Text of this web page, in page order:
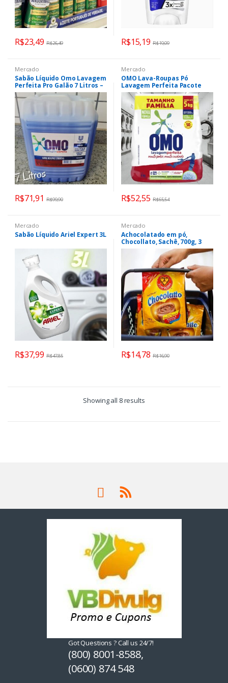
R$23,49 R$26,49 R$15,19 R$19,09
Mercado
Sabão Líquido Omo Lavagem
Perfeita Pro Galão 7 Litros –
1 Unidade
R$71,91 R$99,90
Mercado
OMO Lava-Roupas Pó
Lavagem Perfeita Pacote
Família – 4 kg
R$52,55 R$65,54
Mercado
Sabão Líquido Ariel Expert 3L
R$37,99 R$47,85
Mercado
Achocolatado em pó,
Chocollato, Sachê, 700g, 3
Corações
R$14,78 R$16,90
Showing all 8 results
Got Questions ? Call us 24/7!
(800) 8001-8588,
(0600) 874 548